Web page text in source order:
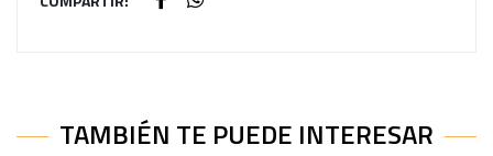
TAMBIÉN TE PUEDE INTERESAR